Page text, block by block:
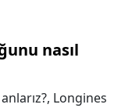
nasıl
Longines